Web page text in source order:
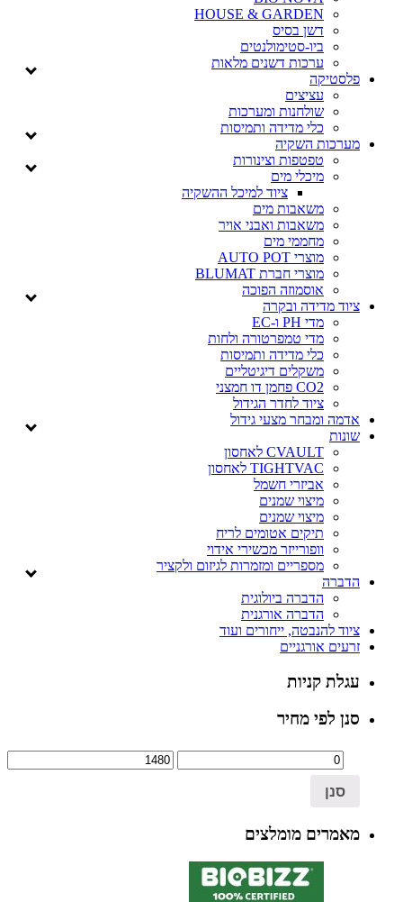
HOUSE & GARDEN
דשן בסיס
ביו-סטימולנטים
ערכות דשנים מלאות
פלסטיקה
עציצים
שולחנות ומערכות
כלי מדידה ותמיסות
מערכות השקיה
טפטפות וצינורות
מיכלי מים
ציוד למיכל ההשקיה
משאבות מים
משאבות ואבני אויר
מחממי מים
מוצרי AUTO POT
מוצרי חברת BLUMAT
אוסמוזה הפוכה
ציוד מדידה ובקרה
מדי PH ו-EC
מדי טמפרטורה ולחות
כלי מדידה ותמיסות
משקלים דיגיטליים
CO2 פחמן דו חמצני
ציוד לחדר הגידול
אדמה ומבחר מצעי גידול
שונות
CVAULT לאחסון
TIGHTVAC לאחסון
אביזרי חשמל
מיצוי שמנים
מיצוי שמנים
תיקים אטומים לריח
וופורייזר מכשירי אידוי
מספריים ומזמרות לגיזום ולקציר
הדברה
הדברה ביולוגית
הדברה אורגנית
ציוד להנבטה, ייחורים ועוד
זרעים אורגניים
עגלת קניות
סנן לפי מחיר
סנן
מאמרים מומלצים